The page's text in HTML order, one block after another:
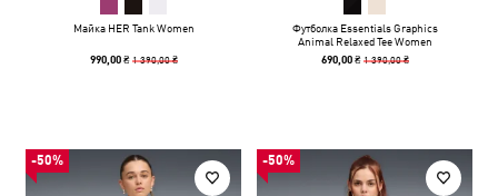
Майка HER Tank Women
990,00 ₴ 1 390,00 ₴
Футболка Essentials Graphics
Animal Relaxed Tee Women
690,00 ₴ 1 390,00 ₴
-50% -50%